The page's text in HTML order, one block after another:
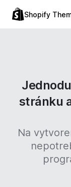
Shopify
stránku
Na